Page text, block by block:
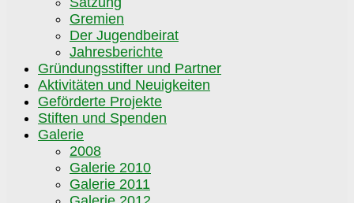
Gremien
Der Jugendbeirat
Jahresberichte
Gründungsstifter und Partner
Aktivitäten und Neuigkeiten
Geförderte Projekte
Stiften und Spenden
Galerie
2008
Galerie 2010
Galerie 2011